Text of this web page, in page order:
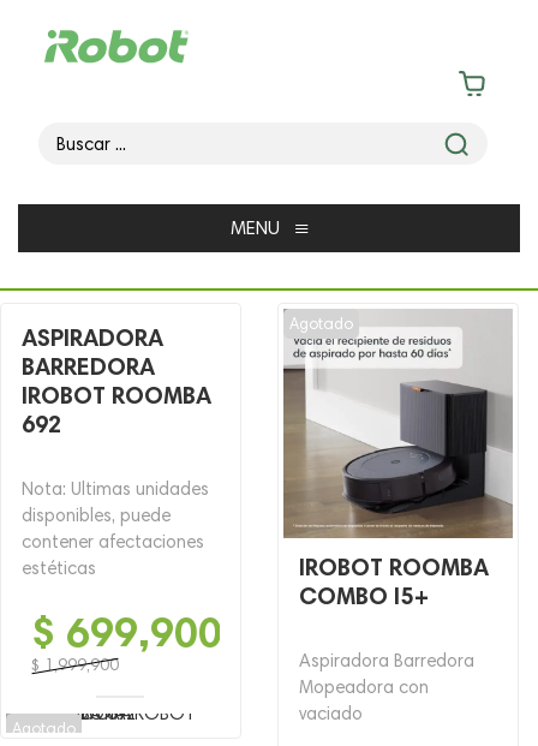
MENU ≡
ASPIRADORA
BARREDORA
IROBOT ROOMBA
692
Nota: Ultimas unidades
disponibles, puede
contener afectaciones
estéticas
$ 1,999,900
precio
$ 699,900
precio
Agotado
IROBOT ROOMBA
COMBO I5+
Aspiradora Barredora
Mopeadora con
vaciado
Agotado